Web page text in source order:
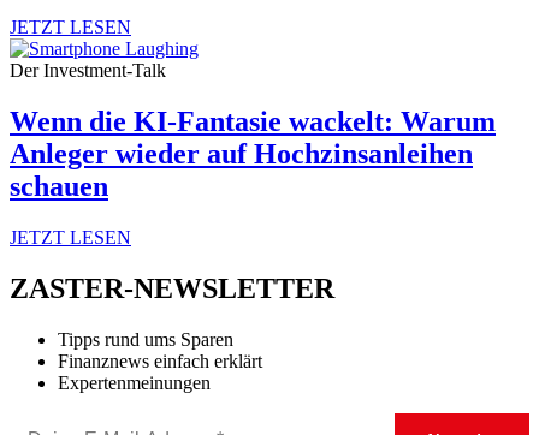
JETZT LESEN
Der Investment-Talk
Wenn die KI-Fantasie wackelt: Warum
Anleger wieder auf Hochzinsanleihen
schauen
JETZT LESEN
ZASTER-NEWSLETTER
Tipps rund ums Sparen
Finanznews einfach erklärt
Expertenmeinungen